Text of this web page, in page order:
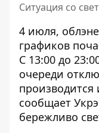
Ситуация со
4 июля,
графиков
С 13:00 до
очереди
производится
сообщает
бережливо